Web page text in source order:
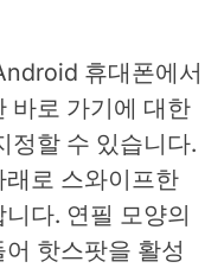
휴대폰에서
바로 가기에 대한
정할 수 있습니다.
로 스와이프한
다. 연필 모양의
핫스팟을 활성